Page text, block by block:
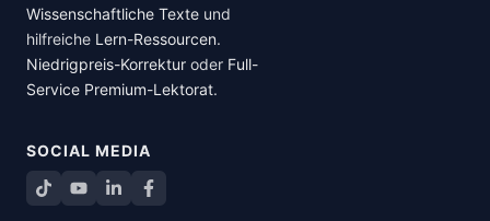
Wissenschaftliche Texte und
hilfreiche Lern-Ressourcen.
Niedrigpreis-Korrektur oder Full-
Service Premium-Lektorat.
SOCIAL MEDIA
TikTokYouTube
LinkedInFacebook teilen